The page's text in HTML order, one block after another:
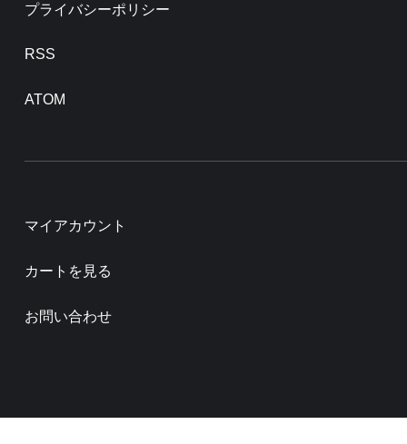
プライバシーポリシー
RSS
ATOM
マイアカウント
カートを見る
お問い合わせ